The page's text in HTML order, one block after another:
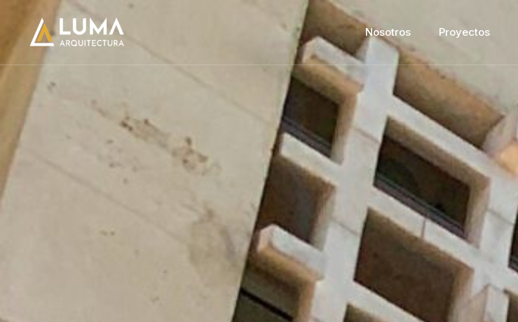
Nosotros Proyectos